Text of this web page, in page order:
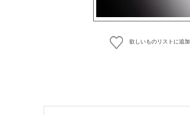
欲しいものリストに追加